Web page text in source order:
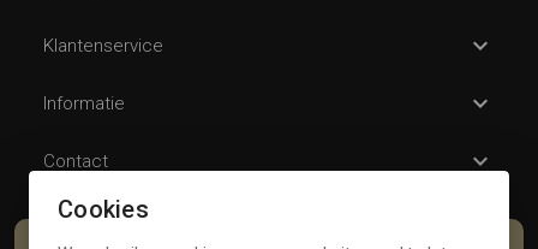
Klantenservice
Informatie
Contact
Cookies